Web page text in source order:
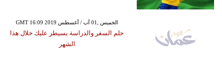
GMT 16:09 2019 الخميس ,01 آب / أغسطس
حلم السفر والدراسة يسيطر عليك خلال هذا
الشهر